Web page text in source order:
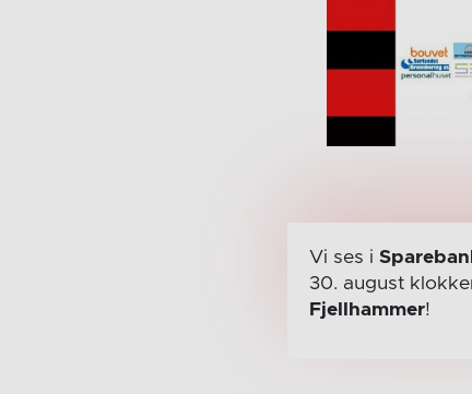
Vi ses i
30. august
Fjellhammer!